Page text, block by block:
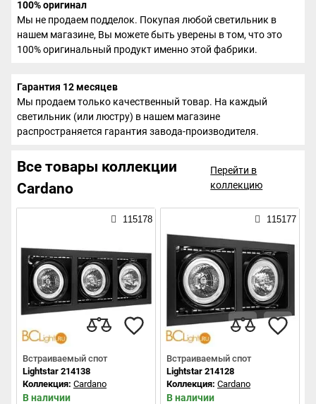
100% оригинал
Мы не продаем подделок. Покупая любой светильник в
нашем магазине, Вы можете быть уверены в том, что это
100% оригинальный продукт именно этой фабрики.
Гарантия 12 месяцев
Мы продаем только качественный товар. На каждый
светильник (или люстру) в нашем магазине
распространяется гарантия завода-производителя.
Все товары коллекции
Cardano
Перейти в
коллекцию
115178
Встраиваемый спот
Lightstar 214138
Коллекция: Cardano
В наличии
115177
Встраиваемый спот
Lightstar 214128
Коллекция: Cardano
В наличии